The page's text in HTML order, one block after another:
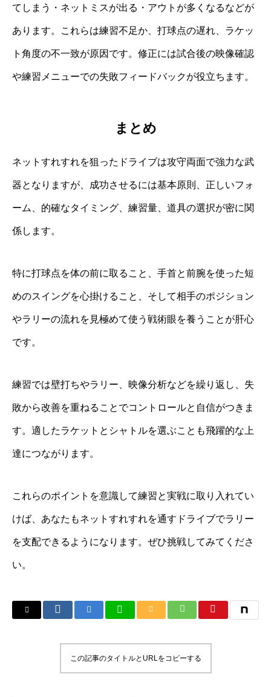
てしまう・ネットミスが出る・アウトが多くなるなどが
あります。これらは練習不足か、打球点の遅れ、ラケッ
ト角度の不一致が原因です。修正には試合後の映像確認
や練習メニューでの失敗フィードバックが役立ちます。
まとめ
ネットすれすれを狙ったドライブは攻守両面で強力な武
器となりますが、成功させるには基本原則、正しいフォ
ーム、的確なタイミング、練習量、道具の選択が密に関
係します。
特に打球点を体の前に取ること、手首と前腕を使った短
めのスイングを心掛けること、そして相手のポジション
やラリーの流れを見極めて使う戦術眼を養うことが肝心
です。
練習では壁打ちやラリー、映像分析などを繰り返し、失
敗から改善を重ねることでコントロールと自信がつきま
す。適したラケットとシャトルを選ぶことも飛躍的な上
達につながります。
これらのポイントを意識して練習と実戦に取り入れてい
けば、あなたもネットすれすれを通すドライブでラリー
を支配できるようになります。ぜひ挑戦してみてくださ
い。
この記事のタイトルとURLをコピーする